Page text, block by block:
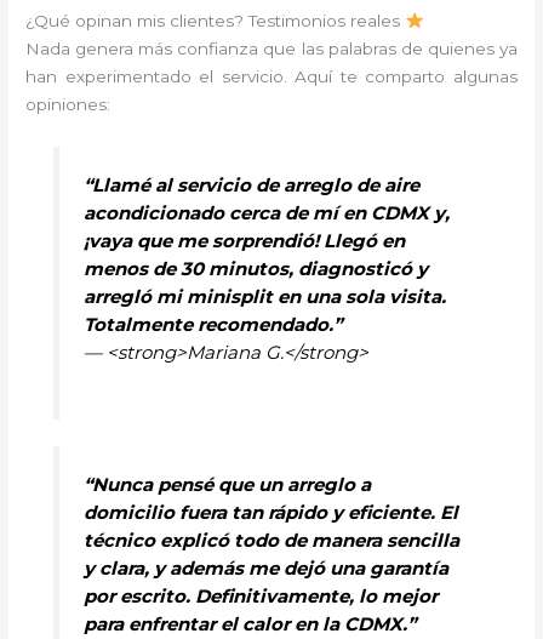
¿Qué opinan mis clientes? Testimonios reales
Nada genera más confianza que las palabras de quienes ya
han experimentado el servicio. Aquí te comparto algunas
opiniones:
“Llamé al servicio de arreglo de aire
acondicionado cerca de mí en CDMX y,
¡vaya que me sorprendió! Llegó en
menos de 30 minutos, diagnosticó y
arregló mi minisplit en una sola visita.
Totalmente recomendado.”
— <strong>Mariana G.</strong>
“Nunca pensé que un arreglo a
domicilio fuera tan rápido y eficiente. El
técnico explicó todo de manera sencilla
y clara, y además me dejó una garantía
por escrito. Definitivamente, lo mejor
para enfrentar el calor en la CDMX.”